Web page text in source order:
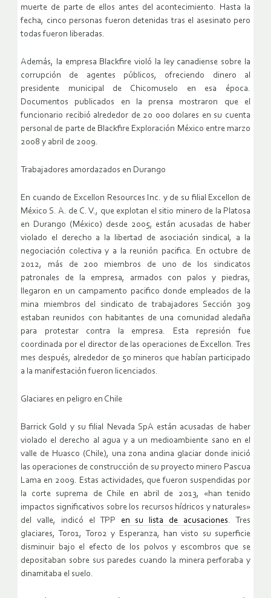
muerte de parte de ellos antes del acontecimiento. Hasta la
fecha, cinco personas fueron detenidas tras el asesinato pero
todas fueron liberadas.
Además, la empresa Blackfire violó la ley canadiense sobre la
corrupción de agentes públicos, ofreciendo dinero al
presidente municipal de Chicomuselo en esa época.
Documentos publicados en la prensa mostraron que el
funcionario recibió alrededor de 20 000 dolares en su cuenta
personal de parte de Blackfire Exploración México entre marzo
2008 y abril de 2009.
Trabajadores amordazados en Durango
En cuando de Excellon Resources Inc. y de su filial Excellon de
México S. A. de C. V., que explotan el sitio minero de la Platosa
en Durango (México) desde 2005, están acusadas de haber
violado el derecho a la libertad de asociación sindical, a la
negociación colectiva y a la reunión pacifica. En octubre de
2012, más de 200 miembros de uno de los sindicatos
patronales de la empresa, armados con palos y piedras,
llegaron en un campamento pacifico donde empleados de la
mina miembros del sindicato de trabajadores Sección 309
estaban reunidos con habitantes de una comunidad aledaña
para protestar contra la empresa. Esta represión fue
coordinada por el director de las operaciones de Excellon. Tres
mes después, alrededor de 50 mineros que habían participado
a la manifestación fueron licenciados.
Glaciares en peligro en Chile
Barrick Gold y su filial Nevada SpA están acusadas de haber
violado el derecho al agua y a un medioambiente sano en el
valle de Huasco (Chile), una zona andina glaciar donde inició
las operaciones de construcción de su proyecto minero Pascua
Lama en 2009. Estas actividades, que fueron suspendidas por
la corte suprema de Chile en abril de 2013, «han tenido
impactos significativos sobre los recursos hídricos y naturales»
del valle, indicó el TPP en su lista de acusaciones. Tres
glaciares, Toro1, Toro2 y Esperanza, han visto su superficie
disminuir bajo el efecto de los polvos y escombros que se
depositaban sobre sus paredes cuando la minera perforaba y
dinamitaba el suelo.